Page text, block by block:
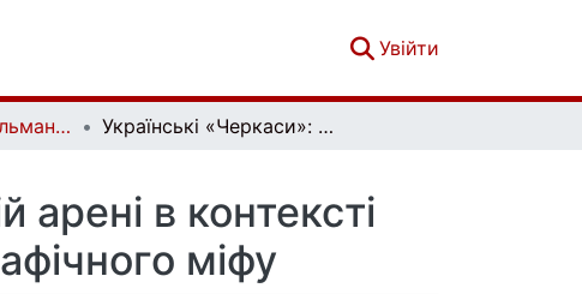
Увійти
Українознавчий альманах. Випуск 18 Українські «Черкаси»: поява на історичній арені в контексті цивілізаційних процесів та історіографічного міфу
арені в контексті
міфу